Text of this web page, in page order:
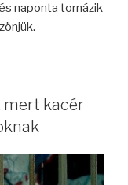
naponta tornázik
kacér